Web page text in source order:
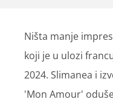
Ništa manje
koji je u ulozi
2024. Slimanea i
'Mon Amour'